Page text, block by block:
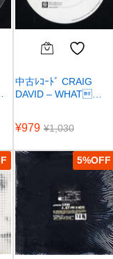
中古ﾚｺｰﾄﾞ CRAIG
DAVID – WHAT…
¥979 ¥1,030
5%